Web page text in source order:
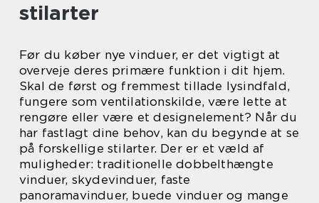
stilarter
Før du køber nye vinduer, er det vigtigt at
overveje deres primære funktion i dit hjem.
Skal de først og fremmest tillade lysindfald,
fungere som ventilationskilde, være lette at
rengøre eller være et designelement? Når du
har fastlagt dine behov, kan du begynde at se
på forskellige stilarter. Der er et væld af
muligheder: traditionelle dobbelthængte
vinduer, skydevinduer, faste
panoramavinduer, buede vinduer og mange